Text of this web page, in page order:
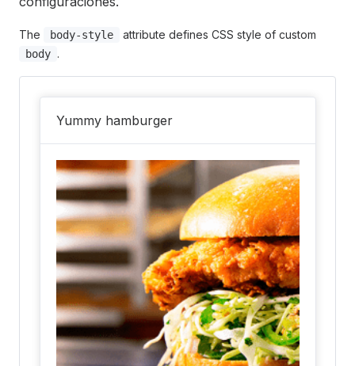
The body-style attribute defines CSS style of custom
body .
Yummy hamburger